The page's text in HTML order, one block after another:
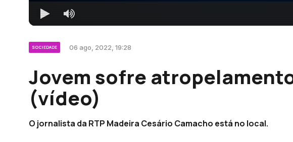
SOCIEDADE 06 ago, 2022, 19:28
Jovem sofre
(vídeo)
O jornalista da RTP Madeira Cesário Camacho está no local.